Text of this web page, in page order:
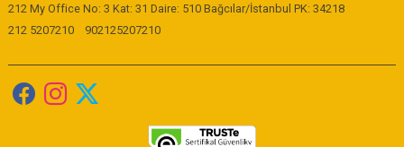
212 My Office No: 3 Kat: 31 Daire: 510 Bağcılar/İstanbul PK: 34218
212 5207210
902125207210